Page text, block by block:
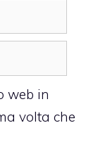
web in
volta che